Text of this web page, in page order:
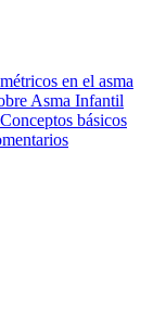
en el asma
Asma Infantil
básicos